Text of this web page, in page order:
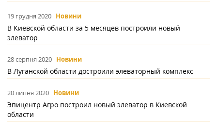
19 грудня 2020 Новини
В Киевской области за 5 месяцев построили новый
элеватор
28 серпня 2020 Новини
В Луганской области достроили элеваторный комплекс
20 липня 2020 Новини
Эпицентр Агро построил новый элеватор в Киевской
области